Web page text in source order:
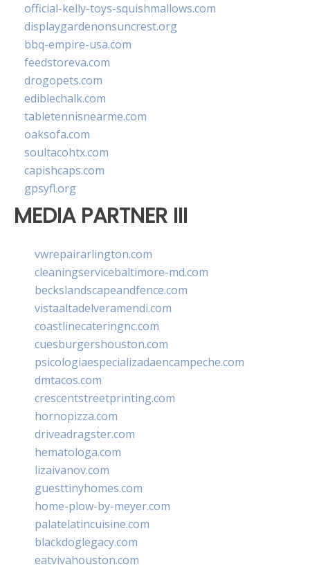
official-kelly-toys-squishmallows.com
displaygardenonsuncrest.org
bbq-empire-usa.com
feedstoreva.com
drogopets.com
ediblechalk.com
tabletennisnearme.com
oaksofa.com
soultacohtx.com
capishcaps.com
gpsyfl.org
MEDIA PARTNER III
vwrepairarlington.com
cleaningservicebaltimore-md.com
beckslandscapeandfence.com
vistaaltadelveramendi.com
coastlinecateringnc.com
cuesburgershouston.com
psicologiaespecializadaencampeche.com
dmtacos.com
crescentstreetprinting.com
hornopizza.com
driveadragster.com
hematologa.com
lizaivanov.com
guesttinyhomes.com
home-plow-by-meyer.com
palatelatincuisine.com
blackdoglegacy.com
eatvivahouston.com